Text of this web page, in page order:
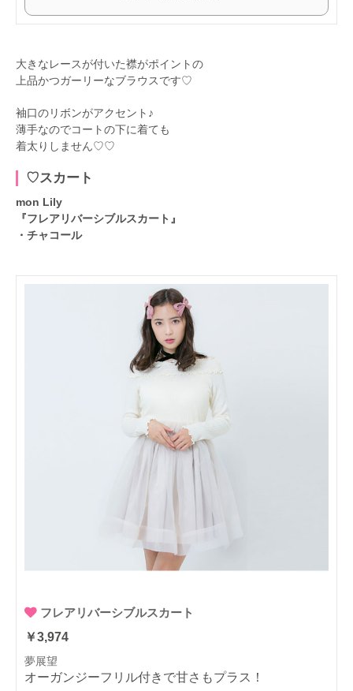
大きなレースが付いた襟がポイントの
上品かつガーリーなブラウスです♡
袖口のリボンがアクセント♪
薄手なのでコートの下に着ても
着太りしません♡♡
♡スカート
mon Lily
『フレアリバーシブルスカート』
・チャコール
フレアリバーシブルスカート
￥3,974
夢展望
オーガンジーフリル付きで甘さもプラス！